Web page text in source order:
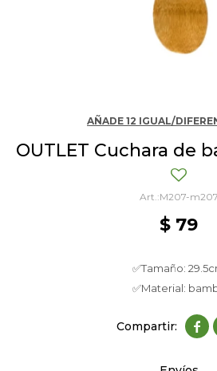
AÑADE 12 IGUAL/
OUTLET Cuchara de
M207-m207
$ 79
✅Tamaño:
✅Material:
